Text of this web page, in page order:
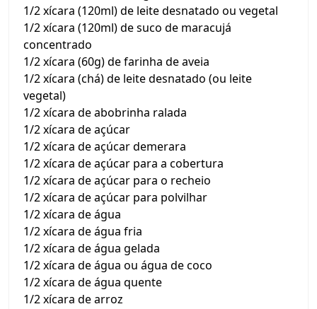
1/2 xícara (120ml) de leite desnatado ou vegetal
1/2 xícara (120ml) de suco de maracujá
concentrado
1/2 xícara (60g) de farinha de aveia
1/2 xícara (chá) de leite desnatado (ou leite
vegetal)
1/2 xícara de abobrinha ralada
1/2 xícara de açúcar
1/2 xícara de açúcar demerara
1/2 xícara de açúcar para a cobertura
1/2 xícara de açúcar para o recheio
1/2 xícara de açúcar para polvilhar
1/2 xícara de água
1/2 xícara de água fria
1/2 xícara de água gelada
1/2 xícara de água ou água de coco
1/2 xícara de água quente
1/2 xícara de arroz